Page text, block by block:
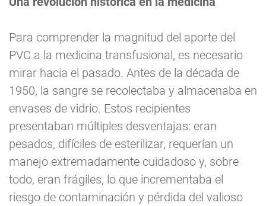
Para comprender la magnitud del aporte del
PVC a la medicina transfusional, es necesario
mirar hacia el pasado. Antes de la década de
1950, la sangre se recolectaba y almacenaba en
envases de vidrio. Estos recipientes
presentaban múltiples desventajas: eran
pesados, difíciles de esterilizar, requerían un
manejo extremadamente cuidadoso y, sobre
todo, eran frágiles, lo que incrementaba el
riesgo de contaminación y pérdida del valioso